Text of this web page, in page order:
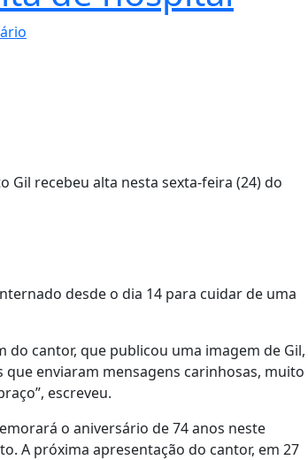
Gil recebeu alta nesta sexta-feira (24) do
desde o dia 14 para cuidar de uma
cantor, que publicou uma imagem de Gil,
enviaram mensagens carinhosas, muito
escreveu.
o aniversário de 74 anos neste
A próxima apresentação do cantor, em 27